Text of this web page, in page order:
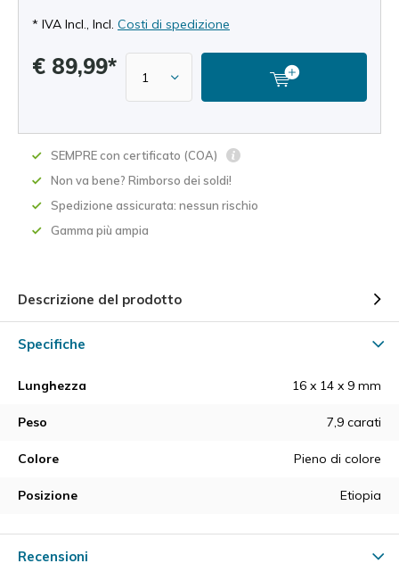
* IVA Incl., Incl. Costi di spedizione
€ 89,99*
SEMPRE con certificato (COA)
Non va bene? Rimborso dei soldi!
Spedizione assicurata: nessun rischio
Gamma più ampia
Descrizione del prodotto
Specifiche
Lunghezza 16 x 14 x 9 mm
Peso 7,9 carati
Colore Pieno di colore
Posizione Etiopia
Recensioni